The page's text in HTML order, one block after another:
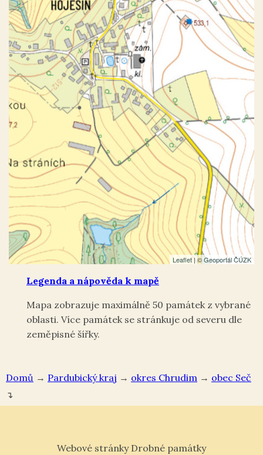
Domů → Pardubický kraj → okres Chrudim → Seč
↴
Leaflet | ©Geoportál ČÚZK
Legenda a nápověda k mapě
Mapa zobrazuje maximálně 50 památek z vybrané
oblasti. Více památek se stránkuje od severu dle
zeměpisné šířky.
Webové stránky Drobné památky